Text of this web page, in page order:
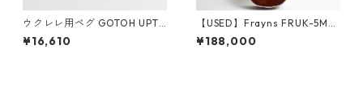
ウクレレ用ペグ GOTOH UPT-
UB8-GG
¥16,610
【USED】Frayns FRUK-5MS
ソプラノウクレレ #2500095
（中古・2025年製）
¥188,000